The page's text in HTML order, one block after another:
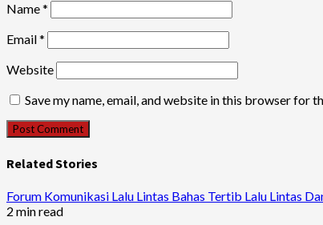
Name*
Email*
Website
Save my name, email, and website in this browser for
Related Stories
Forum Komunikasi Lalu Lintas Bahas Tertib Lalu Lintas
2 min read